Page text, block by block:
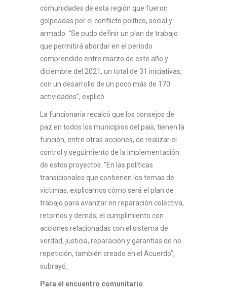
comunidades de esta región que fueron
golpeadas por el conflicto político, social y
armado. “Se pudo definir un plan de trabajo
que permitirá abordar en el periodo
comprendido entre marzo de este año y
diciembre del 2021, un total de 31 iniciativas,
con un desarrollo de un poco más de 170
actividades”, explicó.
La funcionaria recalcó que los consejos de
paz en todos los municipios del país, tienen la
función, entre otras acciones, de realizar el
control y seguimiento de la implementación
de estos proyectos. “En las políticas
transicionales que contienen los temas de
víctimas, explicamos cómo será el plan de
trabajo para avanzar en reparación colectiva,
retornos y demás; el cumplimiento con
acciones relacionadas con el sistema de
verdad, justicia, reparación y garantías de no
repetición, también creado en el Acuerdo”,
subrayó.
Para el encuentro comunitario